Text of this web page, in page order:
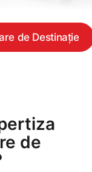
de Destinație
de